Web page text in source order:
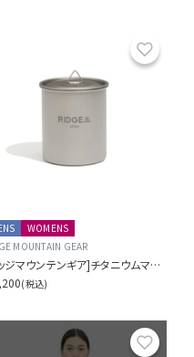
入り
WOMENS
MOUNTAIN GEAR
[リッジマウンテンギア]チタニウムマグ 450ml
(税込)
入り